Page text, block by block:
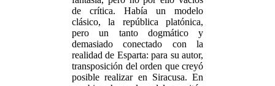
de crítica. Había un modelo
clásico, la república platónica,
pero un tanto dogmático y
demasiado conectado con la
realidad de Esparta: para su autor,
transposición del orden que creyó
posible realizar en Siracusa. En